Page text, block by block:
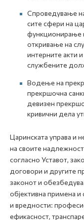
Спроведување
сите сфери на
функционирање
откривање на
интерните акти
службените
Водење на
прекршочна
девизен
кривични дела
Царинската управа и
на своите
согласно Уставот,
договори и другите
законот и
објективна примена
и вредности:
ефикасност,